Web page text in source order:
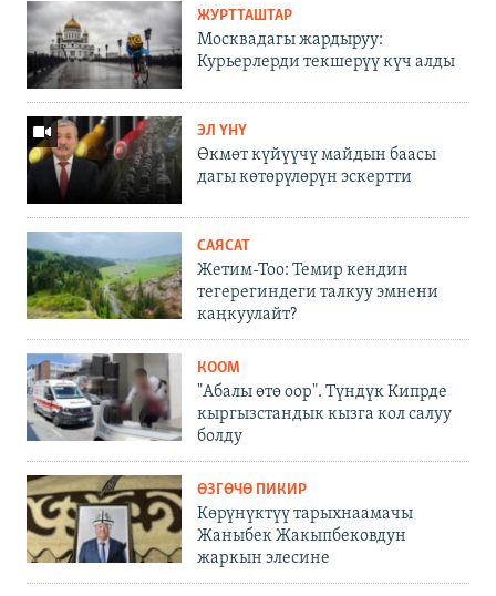
ЖУРТТАШТАР
Москвадагы жардыруу:
Курьерлерди текшерүү күч алды
ЭЛ ҮНҮ
Өкмөт күйүүчү майдын баасы
дагы көтөрүлөрүн эскертти
САЯСАТ
Жетим-Тоо: Темир кендин
тегерегиндеги талкуу эмнени
каңкуулайт?
КООМ
"Абалы өтө оор". Түндүк Кипрде
кыргызстандык кызга кол салуу
болду
ӨЗГӨЧӨ ПИКИР
Көрүнүктүү тарыхнаамачы
Жаныбек Жакыпбековдун
жаркын элесине